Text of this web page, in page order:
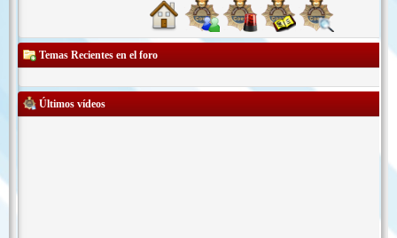
Temas Recientes en el foro
Últimos vídeos